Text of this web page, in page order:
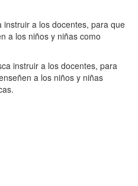
a los docentes, para que
a los niños y niñas como
instruir a los docentes, para
a los niños y niñas